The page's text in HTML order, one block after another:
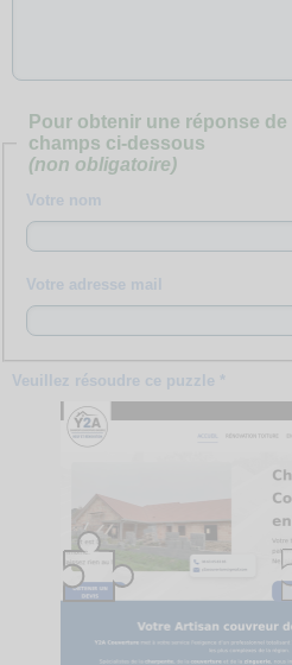
Pour obtenir une réponse
champs ci-dessous
(non obligatoire)
Votre nom
Votre adresse mail
Veuillez résoudre ce puzzle *